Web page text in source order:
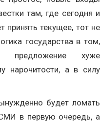
там, где сегодня и
текущее, тот не
государства в том,
хуже
нарочитости, а в силу
будет ломать
в первую очередь, а